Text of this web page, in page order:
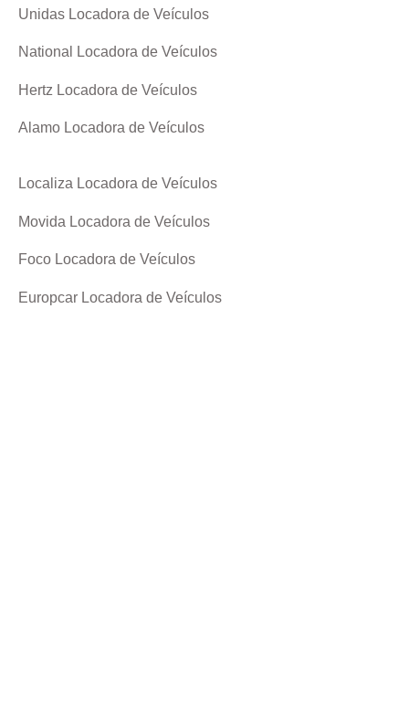
Unidas Locadora de Veículos
National Locadora de Veículos
Hertz Locadora de Veículos
Alamo Locadora de Veículos
Localiza Locadora de Veículos
Movida Locadora de Veículos
Foco Locadora de Veículos
Europcar Locadora de Veículos